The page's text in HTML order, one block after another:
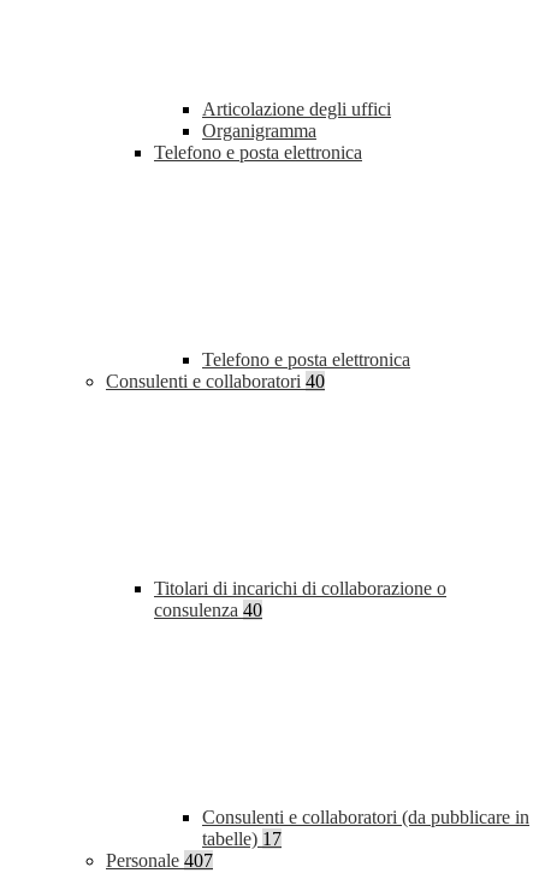
Articolazione degli uffici
Organigramma
Telefono e posta elettronica
Telefono e posta elettronica
Consulenti e collaboratori 40
Titolari di incarichi di collaborazione o
consulenza 40
Consulenti e collaboratori (da pubblicare in
tabelle) 17
Personale 407